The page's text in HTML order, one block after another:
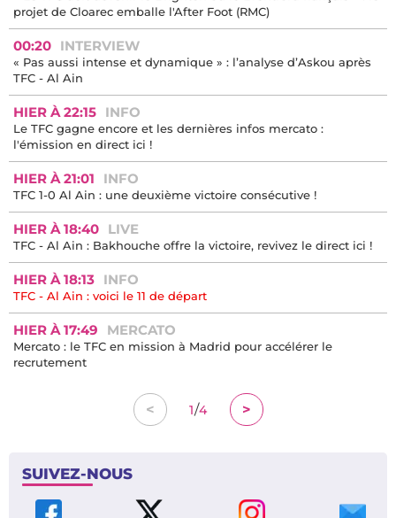
projet de Cloarec emballe l'After Foot (RMC)
00:20 INTERVIEW
« Pas aussi intense et dynamique » : l’analyse d’Askou après
TFC - Al Ain
HIER À 22:15 INFO
Le TFC gagne encore et les dernières infos mercato :
l'émission en direct ici !
HIER À 21:01 INFO
TFC 1-0 Al Ain : une deuxième victoire consécutive !
HIER À 18:40 LIVE
TFC - Al Ain : Bakhouche offre la victoire, revivez le direct ici !
HIER À 18:13 INFO
TFC - Al Ain : voici le 11 de départ
HIER À 17:49 MERCATO
Mercato : le TFC en mission à Madrid pour accélérer le
recrutement
< 1/4 >
SUIVEZ-NOUS